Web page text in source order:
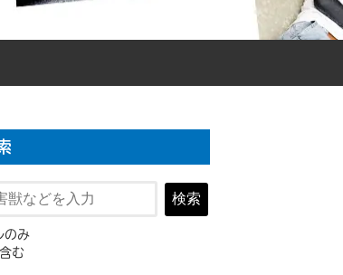
検索
のみ
む